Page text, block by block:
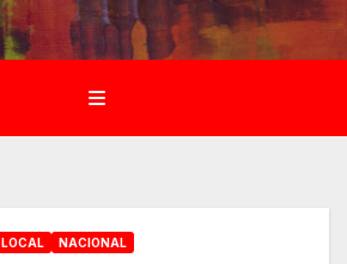
LOCAL NACIONAL